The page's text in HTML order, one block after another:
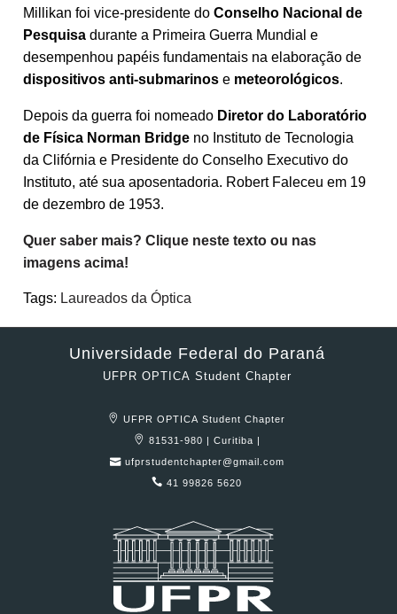
Millikan foi vice-presidente do Conselho Nacional de
Pesquisa durante a Primeira Guerra Mundial e
desempenhou papéis fundamentais na elaboração de
dispositivos anti-submarinos e meteorológicos.
Depois da guerra foi nomeado Diretor do Laboratório
de Física Norman Bridge no Instituto de Tecnologia
da Clifórnia e Presidente do Conselho Executivo do
Instituto, até sua aposentadoria. Robert Faleceu em 19
de dezembro de 1953.
Quer saber mais? Clique neste texto ou nas
imagens acima!
Tags: Laureados da Óptica
Universidade Federal do Paraná
UFPR OPTICA Student Chapter
UFPR OPTICA Student Chapter
81531-980 | Curitiba |
ufprstudentchapter@gmail.com
41 99826 5620